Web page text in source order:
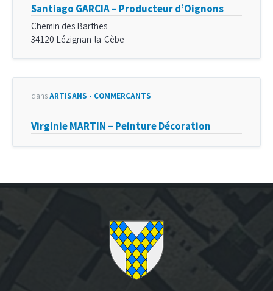
Santiago GARCIA – Producteur d’Oignons
Chemin des Barthes
34120 Lézignan-la-Cèbe
dansARTISANS - COMMERÇANTS
Virginie MARTIN – Peinture Décoration